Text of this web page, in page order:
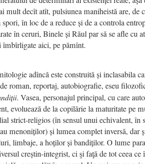
mult decît atît, pulsiunea maniheistă are, de
spori, în loc de a reduce și de a controla
în ceruri, Binele și Răul par să se afle cu
îmbîrligate aici, pe pămînt.
adîncă este construită și inclasabila
roman, reportaj, autobiografie, eseu
. Vasea, personajul principal, cu care
evoluează de la copilărie la maturitate pe
strict‑re­ligios (în sensul unui echivalent, în
menoniților) și lumea complet inversă, dar
limbaje, a hoților și bandiților. O lume
creștin-integrist, ci şi faţă de tot ceea